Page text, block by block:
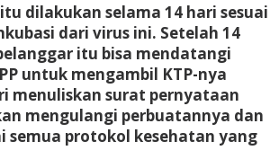
dilakukan selama 14 hari sesuai
dari virus ini. Setelah 14
itu bisa mendatangi
untuk mengambil KTP-nya
menuliskan surat pernyataan
mengulangi perbuatannya dan
semua protokol kesehatan yang